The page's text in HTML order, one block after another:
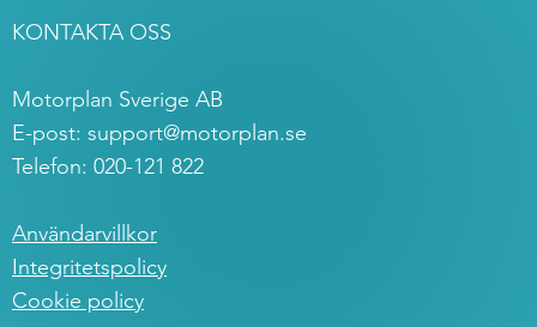
KONTAKTA OSS
Motorplan Sverige AB
E-post: support@motorplan.se
Telefon: 020-121 822
Användarvillkor
Integritetspolicy
Cookie policy